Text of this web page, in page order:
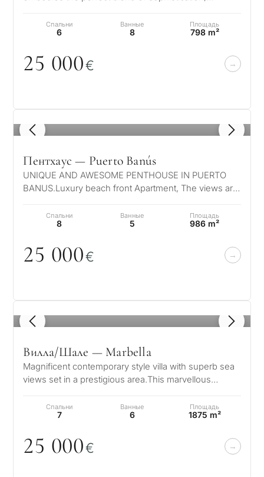
Спальни
6
Ванные
8
Площадь
798 m²
25 000€
1 / 8
Пентхаус — Puerto Banús
UNIQUE AND AWESOME PENTHOUSE IN PUERTO
BANUS.Luxury beach front Apartment, The views are
Спальни
8
Ванные
5
Площадь
986 m²
25 000€
1 / 8
Вилла/Шале — Marbella
Magnificent contemporary style villa with superb sea
views set in a prestigious area.This marvellous
Спальни
7
Ванные
6
Площадь
1875 m²
25 000€
Персональная
целью
в